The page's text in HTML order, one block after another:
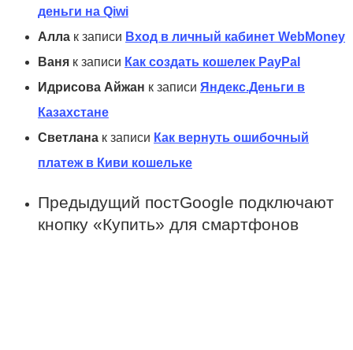
деньги на Qiwi
Алла к записи Вход в личный кабинет WebMoney
Ваня к записи Как создать кошелек PayPal
Идрисова Айжан к записи Яндекс.Деньги в
Казахстане
Светлана к записи Как вернуть ошибочный
платеж в Киви кошельке
Предыдущий постGoogle подключают
кнопку «Купить» для смартфонов